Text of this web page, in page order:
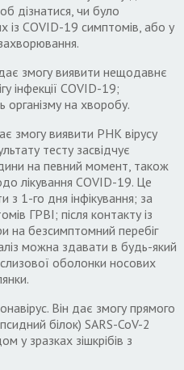
дізнатися, чи було
із COVID-19 симптомів, або у
змогу виявити нещодавнє
інфекції COVID-19;
організму на хворобу.
змогу виявити РНК вірусу
тесту засвідчує
на певний момент, також
лікування COVID-19. Це
з 1-го дня інфікування; за
ГРВІ; після контакту із
на безсимптомний перебіг
можна здавати в будь-який
слизової оболонки носових
Він дає змогу прямого
білок) SARS-CoV-2
у зразках зішкрібів з